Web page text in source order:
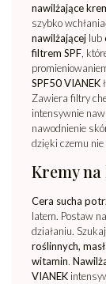
nawilżające
szybko
nawilżającej lub
filtrem SPF ,
SPF50 VIANEK
Zawiera filtry
intensywnie
nawodnienie
dzięki czemu
Kremy na
Cera sucha
latem. Postaw
działaniu.
roślinnych,
witamin.
VIANEK